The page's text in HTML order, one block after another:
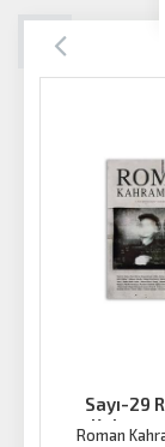
Sayı-29
Roman